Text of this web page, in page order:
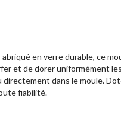
en verre durable, ce
et de dorer uniformément
dans le moule.
fiabilité.